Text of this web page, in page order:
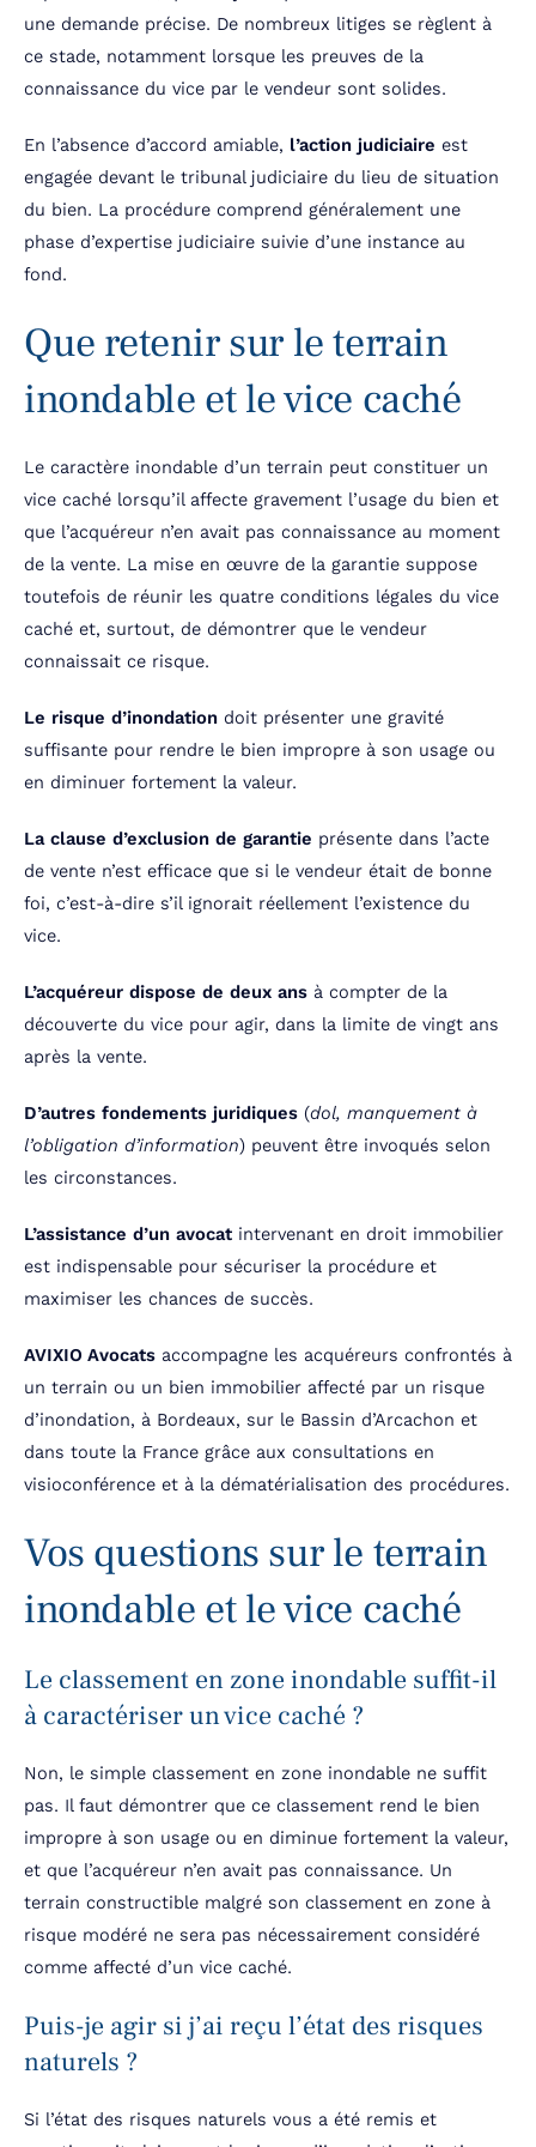
une demande précise. De nombreux litiges se règlent à
ce stade, notamment lorsque les preuves de la
connaissance du vice par le vendeur sont solides.
En l’absence d’accord amiable, l’action judiciaire est
engagée devant le tribunal judiciaire du lieu de situation
du bien. La procédure comprend généralement une
phase d’expertise judiciaire suivie d’une instance au
fond.
Que retenir sur le terrain
inondable et le vice caché
Le caractère inondable d’un terrain peut constituer un
vice caché lorsqu’il affecte gravement l’usage du bien et
que l’acquéreur n’en avait pas connaissance au moment
de la vente. La mise en œuvre de la garantie suppose
toutefois de réunir les quatre conditions légales du vice
caché et, surtout, de démontrer que le vendeur
connaissait ce risque.
Le risque d’inondation doit présenter une gravité
suffisante pour rendre le bien impropre à son usage ou
en diminuer fortement la valeur.
La clause d’exclusion de garantie présente dans l’acte
de vente n’est efficace que si le vendeur était de bonne
foi, c’est-à-dire s’il ignorait réellement l’existence du
vice.
L’acquéreur dispose de deux ans à compter de la
découverte du vice pour agir, dans la limite de vingt ans
après la vente.
D’autres fondements juridiques (dol, manquement à
l’obligation d’information) peuvent être invoqués selon
les circonstances.
L’assistance d’un avocat intervenant en droit immobilier
est indispensable pour sécuriser la procédure et
maximiser les chances de succès.
AVIXIO Avocats accompagne les acquéreurs confrontés à
un terrain ou un bien immobilier affecté par un risque
d’inondation, à Bordeaux, sur le Bassin d’Arcachon et
dans toute la France grâce aux consultations en
visioconférence et à la dématérialisation des procédures.
Vos questions sur le terrain
inondable et le vice caché
Le classement en zone inondable suffit-il
à caractériser un vice caché ?
Non, le simple classement en zone inondable ne suffit
pas. Il faut démontrer que ce classement rend le bien
impropre à son usage ou en diminue fortement la valeur,
et que l’acquéreur n’en avait pas connaissance. Un
terrain constructible malgré son classement en zone à
risque modéré ne sera pas nécessairement considéré
comme affecté d’un vice caché.
Puis-je agir si j’ai reçu l’état des risques
naturels ?
Si l’état des risques naturels vous a été remis et